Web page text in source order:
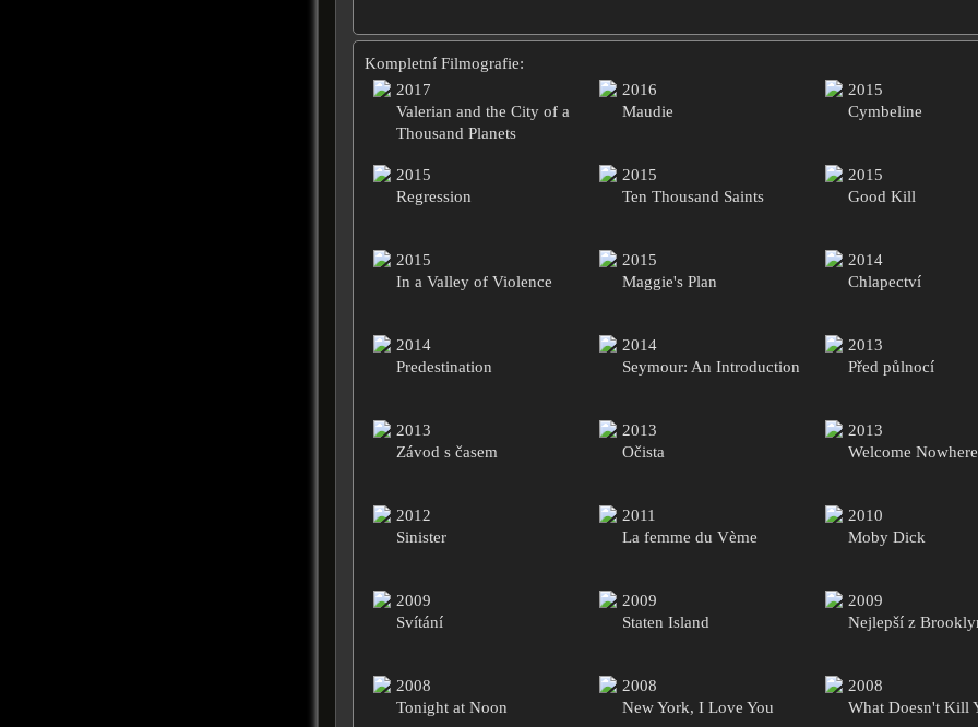
Kompletní Filmografie:
2017
Valerian and the City of a
Thousand Planets
2016
Maudie
2015
Cymbeline
2015
Regression
2015
Ten Thousand Saints
2015
Good Kill
2015
In a Valley of Violence
2015
Maggie's Plan
2014
Chlapectví
2014
Predestination
2014
Seymour: An Introduction
2013
Před půlnocí
2013
Závod s časem
2013
Očista
2013
Welcome Nowhere
2012
Sinister
2011
La femme du Vème
2010
Moby Dick
2009
Svítání
2009
Staten Island
2009
Nejlepší z
2008
Tonight at Noon
2008
New York, I Love You
2008
What Doesn't Kill